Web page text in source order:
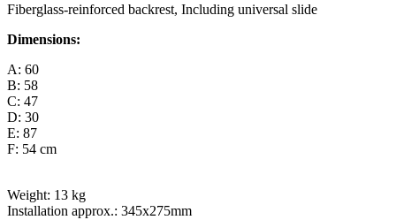
Fiberglass-reinforced backrest, Including universal slide
Dimensions:
A: 60
B: 58
C: 47
D: 30
E: 87
F: 54 cm
Weight: 13 kg
Installation approx.: 345x275mm